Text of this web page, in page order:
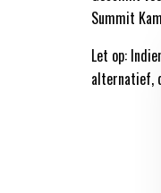
Summit
Let op:
alternatief,